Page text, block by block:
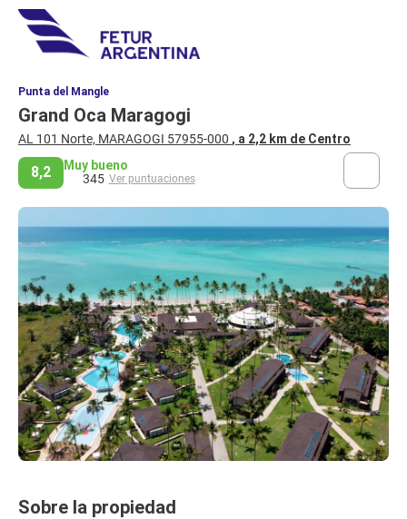
Punta del Mangle
Grand Oca Maragogi
AL 101 Norte, MARAGOGI 57955-000 , a 2,2 km de Centro
8,2
Muy bueno
345 Ver puntuaciones
Sobre la propiedad